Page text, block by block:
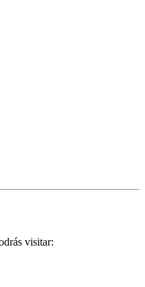
visitar: